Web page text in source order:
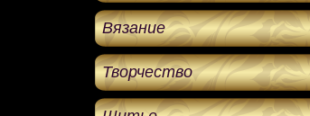
Вязание
Творчество